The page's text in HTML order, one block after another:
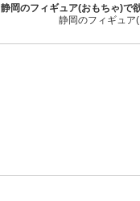
静岡のフィギュア(おもちゃ)で
静岡のフィギュア